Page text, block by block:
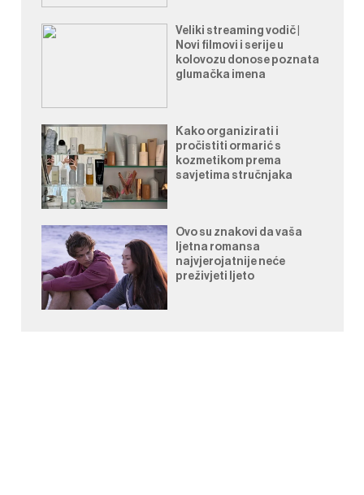
Veliki streaming vodič |
Novi filmovi i serije u
kolovozu donose poznata
glumačka imena
Kako organizirati i
pročistiti ormarić s
kozmetikom prema
savjetima stručnjaka
Ovo su znakovi da vaša
ljetna romansa
najvjerojatnije neće
preživjeti ljeto